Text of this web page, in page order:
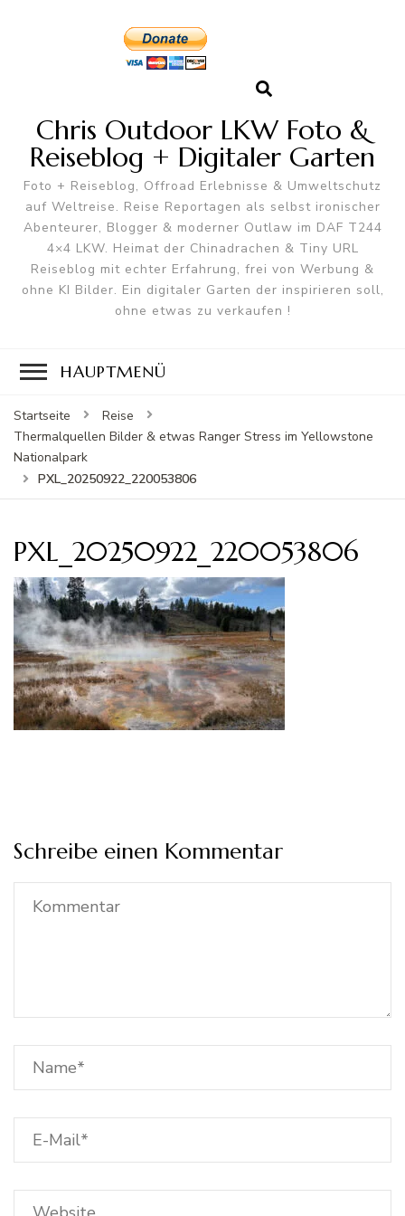
Chris Outdoor LKW Foto &
Reiseblog + Digitaler Garten
Foto + Reiseblog, Offroad Erlebnisse & Umweltschutz
auf Weltreise. Reise Reportagen als selbst ironischer
Abenteurer, Blogger & moderner Outlaw im DAF T244
4×4 LKW. Heimat der Chinadrachen & Tiny URL
Reiseblog mit echter Erfahrung, frei von Werbung &
ohne KI Bilder. Ein digitaler Garten der inspirieren soll,
ohne etwas zu verkaufen !
HAUPTMENÜ
Startseite
Reise
Thermalquellen Bilder & etwas Ranger Stress im Yellowstone
Nationalpark
PXL_20250922_220053806
PXL_20250922_220053806
Schreibe einen Kommentar